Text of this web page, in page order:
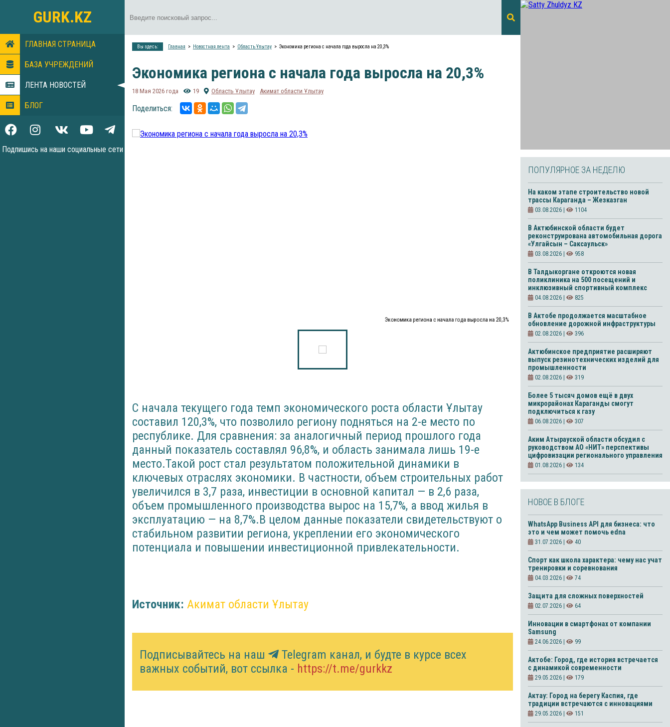
GURK.KZ
ГЛАВНАЯ СТРАНИЦА
БАЗА УЧРЕЖДЕНИЙ
ЛЕНТА НОВОСТЕЙ
БЛОГ
Подпишись на наши социальные сети
Вы здесь: Главная Новостная лента Область Ұлытау Экономика региона с начала года выросла на 20,3%
Экономика региона с начала года выросла на 20,3%
18 Мая 2026 года 19 Область Ұлытау Акимат области Ұлытау
Поделиться:
Экономика региона с начала года выросла на 20,3%
С начала текущего года темп экономического роста области Ұлытау
составил 120,3%, что позволило региону подняться на 2-е место по
республике. Для сравнения: за аналогичный период прошлого года
данный показатель составлял 96,8%, и область занимала лишь 19-е
место.Такой рост стал результатом положительной динамики в
ключевых отраслях экономики. В частности, объем строительных работ
увеличился в 3,7 раза, инвестиции в основной капитал — в 2,6 раза,
объем промышленного производства вырос на 15,7%, а ввод жилья в
эксплуатацию — на 8,7%.В целом данные показатели свидетельствуют о
стабильном развитии региона, укреплении его экономического
потенциала и повышении инвестиционной привлекательности.
Источник: Акимат области Ұлытау
Подписывайтесь на наш
Telegram канал, и будте в курсе всех
важных событий, вот ссылка - https://t.me/gurkkz
ПОПУЛЯРНОЕ ЗА НЕДЕЛЮ
На каком этапе строительство новой
трассы Караганда – Жезказган
03.08.2026 | 1104
В Актюбинской области будет
реконструирована автомобильная дорога
«Улгайсын – Саксаульск»
03.08.2026 | 958
В Талдыкоргане откроются новая
поликлиника на 500 посещений и
инклюзивный спортивный комплекс
04.08.2026 | 825
В Актобе продолжается масштабное
обновление дорожной инфраструктуры
02.08.2026 | 396
Актюбинское предприятие расширяют
выпуск резинотехнических изделий для
промышленности
02.08.2026 | 319
Более 5 тысяч домов ещё в двух
микрорайонах Караганды смогут
подключиться к газу
06.08.2026 | 307
Аким Атырауской области обсудил с
руководством АО «НИТ» перспективы
цифровизации регионального управления
01.08.2026 | 134
НОВОЕ В БЛОГЕ
WhatsApp Business API для бизнеса: что
это и чем может помочь edna
31.07.2026 | 40
Спорт как школа характера: чему нас учат
тренировки и соревнования
04.03.2026 | 74
Защита для сложных поверхностей
02.07.2026 | 64
Инновации в смартфонах от компании
Samsung
24.06.2026 | 99
Актобе: Город, где история встречается
с динамикой современности
29.05.2026 | 179
Актау: Город на берегу Каспия, где
традиции встречаются с инновациями
29.05.2026 | 151